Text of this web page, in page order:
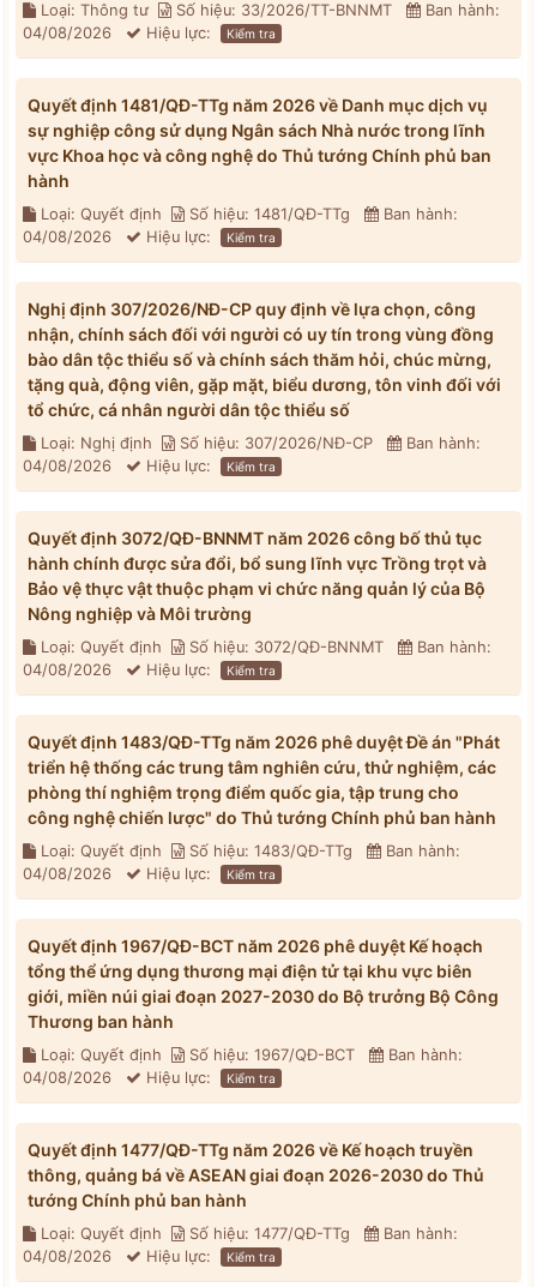
Loại: Thông tư Số hiệu: 33/2026/TT-BNNMT
Ban hành:
04/08/2026
Hiệu lực: Kiểm tra
Quyết định 1481/QĐ-TTg năm 2026 về Danh mục dịch vụ
sự nghiệp công sử dụng Ngân sách Nhà nước trong lĩnh
vực Khoa học và công nghệ do Thủ tướng Chính phủ ban
hành
Loại: Quyết định Số hiệu: 1481/QĐ-TTg
Ban hành:
04/08/2026
Hiệu lực: Kiểm tra
Nghị định 307/2026/NĐ-CP quy định về lựa chọn, công
nhận, chính sách đối với người có uy tín trong vùng đồng
bào dân tộc thiểu số và chính sách thăm hỏi, chúc mừng,
tặng quà, động viên, gặp mặt, biểu dương, tôn vinh đối với
tổ chức, cá nhân người dân tộc thiểu số
Loại: Nghị định Số hiệu: 307/2026/NĐ-CP
Ban hành:
04/08/2026
Hiệu lực: Kiểm tra
Quyết định 3072/QĐ-BNNMT năm 2026 công bố thủ tục
hành chính được sửa đổi, bổ sung lĩnh vực Trồng trọt và
Bảo vệ thực vật thuộc phạm vi chức năng quản lý của Bộ
Nông nghiệp và Môi trường
Loại: Quyết định Số hiệu: 3072/QĐ-BNNMT
Ban hành:
04/08/2026
Hiệu lực: Kiểm tra
Quyết định 1483/QĐ-TTg năm 2026 phê duyệt Đề án "Phát
triển hệ thống các trung tâm nghiên cứu, thử nghiệm, các
phòng thí nghiệm trọng điểm quốc gia, tập trung cho
công nghệ chiến lược" do Thủ tướng Chính phủ ban hành
Loại: Quyết định Số hiệu: 1483/QĐ-TTg
Ban hành:
04/08/2026
Hiệu lực: Kiểm tra
Quyết định 1967/QĐ-BCT năm 2026 phê duyệt Kế hoạch
tổng thể ứng dụng thương mại điện tử tại khu vực biên
giới, miền núi giai đoạn 2027-2030 do Bộ trưởng Bộ Công
Thương ban hành
Loại: Quyết định Số hiệu: 1967/QĐ-BCT
Ban hành:
04/08/2026
Hiệu lực: Kiểm tra
Quyết định 1477/QĐ-TTg năm 2026 về Kế hoạch truyền
thông, quảng bá về ASEAN giai đoạn 2026-2030 do Thủ
tướng Chính phủ ban hành
Loại: Quyết định Số hiệu: 1477/QĐ-TTg
Ban hành:
04/08/2026
Hiệu lực: Kiểm tra